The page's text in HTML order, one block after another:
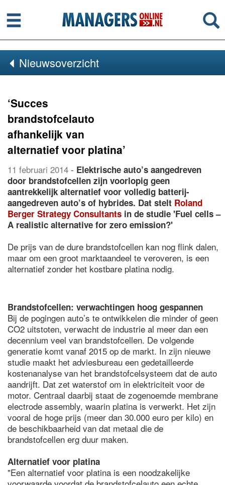
Menu
Nieuwsoverzicht
‘Succes
brandstofcelauto
afhankelijk van
alternatief voor platina’
11 februari 2014 - Elektrische auto’s aangedreven
door brandstofcellen zijn voorlopig geen
aantrekkelijk alternatief voor volledig batterij-
aangedreven auto’s of hybrides. Dat stelt Roland
Berger Strategy Consultants in de studie 'Fuel cells –
A realistic alternative for zero emission?'
De prijs van de dure brandstofcellen kan nog flink dalen,
maar om een groot marktaandeel te veroveren, is een
alternatief zonder het kostbare platina nodig.
Brandstofcellen: verwachtingen hoog gespannen
Bij de pogingen auto’s te ontwikkelen die minder of geen
CO2 uitstoten, verwacht de industrie al meer dan een
decennium veel van brandstofcellen. De volgende
generatie komt vanaf 2015 op de markt. In zijn nieuwe
studie maakt het adviesbureau een gedetailleerde
kostenanalyse van het brandstofcelsysteem dat de auto
aandrijft. Dat zet waterstof om in elektriciteit voor de
motor. Centraal daarbij staat de zogenoemde membrane
electrode assembly, waarin platina is verwerkt. Het zijn
vooral de hoge prijs (meer dan 30.000 euro per kilo) en
de beschikbaarheid van dat metaal die de
brandstofcellen erg duur maken.
Alternatief voor platina
"Een alternatief voor platina is een noodzakelijke